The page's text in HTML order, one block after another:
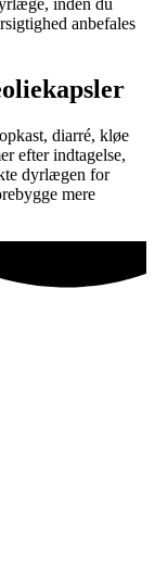
inden du
anbefales
diarré, kløe
efter indtagelse,
dyrlægen for
mere